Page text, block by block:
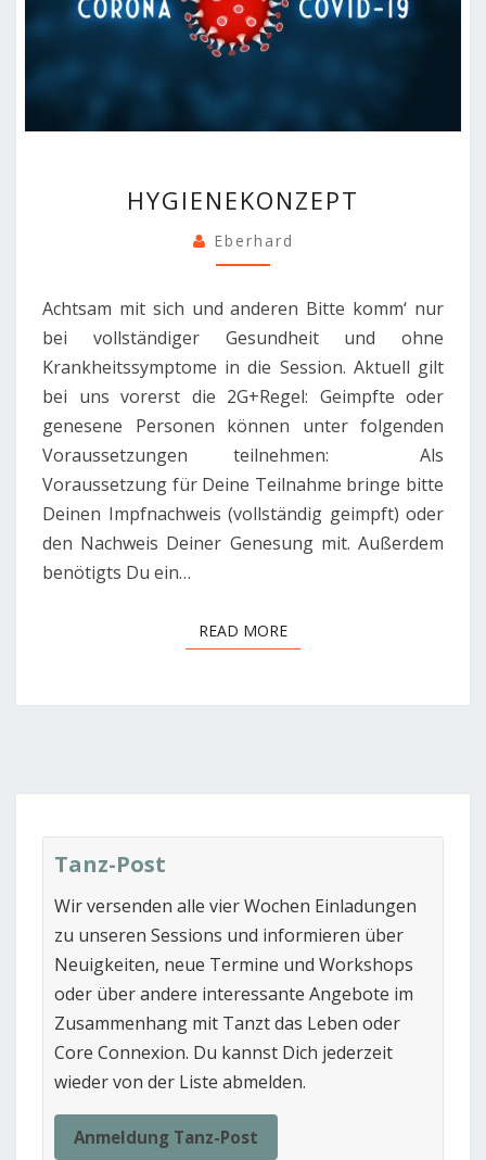
HYGIENEKONZEPT
Eberhard
Achtsam mit sich und anderen Bitte komm‘ nur
bei vollständiger Gesundheit und ohne
Krankheitssymptome in die Session. Aktuell gilt
bei uns vorerst die 2G+Regel: Geimpfte oder
genesene Personen können unter folgenden
Voraussetzungen teilnehmen: Als
Voraussetzung für Deine Teilnahme bringe bitte
Deinen Impfnachweis (vollständig geimpft) oder
den Nachweis Deiner Genesung mit. Außerdem
benötigts Du ein…
READ MOREREAD MORE
Tanz-Post
Wir versenden alle vier Wochen Einladungen
zu unseren Sessions und informieren über
Neuigkeiten, neue Termine und Workshops
oder über andere interessante Angebote im
Zusammenhang mit Tanzt das Leben oder
Core Connexion. Du kannst Dich jederzeit
wieder von der Liste abmelden.
Anmeldung Tanz-Post